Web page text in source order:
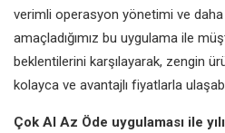
verimli operasyon yönetimi ve daha
amaçladığımız bu uygulama ile
beklentilerini karşılayarak, zengin
kolayca ve avantajlı fiyatlarla
Çok Al Az Öde uygulaması ile